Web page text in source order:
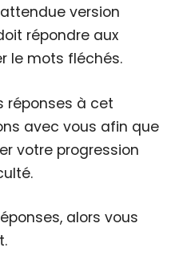
version
répondre aux
le mots fléchés.
réponses à cet
avec vous afin que
votre progression
alors vous